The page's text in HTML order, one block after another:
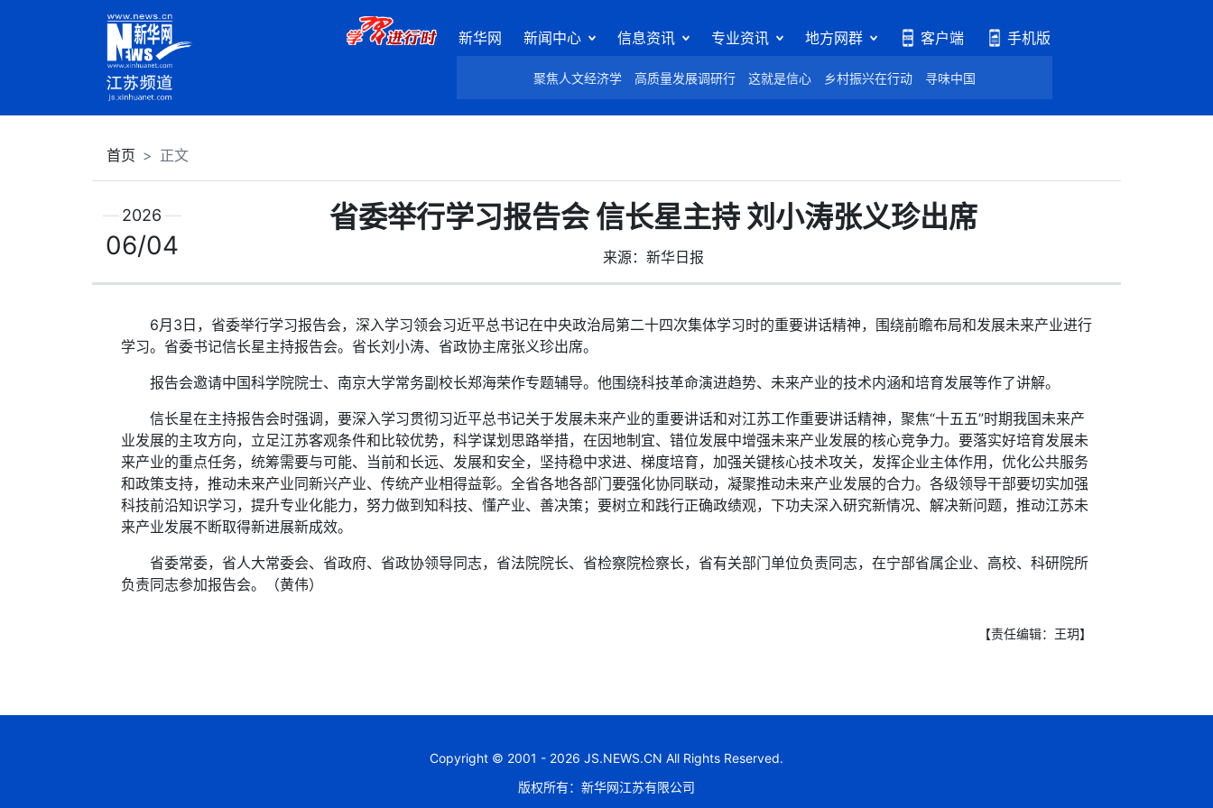
新华网 新闻中心 信息资讯 专业资讯 地方网群 客户端 手机版
聚焦人文经济学 高质量发展调研行 这就是信心 乡村振兴在行动 寻味中国
首页 正文
省委举行学习报告会 信长星主持 刘小涛张义珍出席
来源：新华日报
2026
06/04
6月3日，省委举行学习报告会，深入学习领会习近平总书记在中央政治局第二十四次集体学习时的重要讲话精神，围绕前瞻布局和发展未来产业进行
学习。省委书记信长星主持报告会。省长刘小涛、省政协主席张义珍出席。
报告会邀请中国科学院院士、南京大学常务副校长郑海荣作专题辅导。他围绕科技革命演进趋势、未来产业的技术内涵和培育发展等作了讲解。
信长星在主持报告会时强调，要深入学习贯彻习近平总书记关于发展未来产业的重要讲话和对江苏工作重要讲话精神，聚焦“十五五”时期我国未来产
业发展的主攻方向，立足江苏客观条件和比较优势，科学谋划思路举措，在因地制宜、错位发展中增强未来产业发展的核心竞争力。要落实好培育发展未
来产业的重点任务，统筹需要与可能、当前和长远、发展和安全，坚持稳中求进、梯度培育，加强关键核心技术攻关，发挥企业主体作用，优化公共服务
和政策支持，推动未来产业同新兴产业、传统产业相得益彰。全省各地各部门要强化协同联动，凝聚推动未来产业发展的合力。各级领导干部要切实加强
科技前沿知识学习，提升专业化能力，努力做到知科技、懂产业、善决策；要树立和践行正确政绩观，下功夫深入研究新情况、解决新问题，推动江苏未
来产业发展不断取得新进展新成效。
省委常委，省人大常委会、省政府、省政协领导同志，省法院院长、省检察院检察长，省有关部门单位负责同志，在宁部省属企业、高校、科研院所
负责同志参加报告会。（黄伟）
【责任编辑：王玥】
Copyright © 2001 - 2026 JS.NEWS.CN All Rights Reserved.
版权所有：新华网江苏有限公司